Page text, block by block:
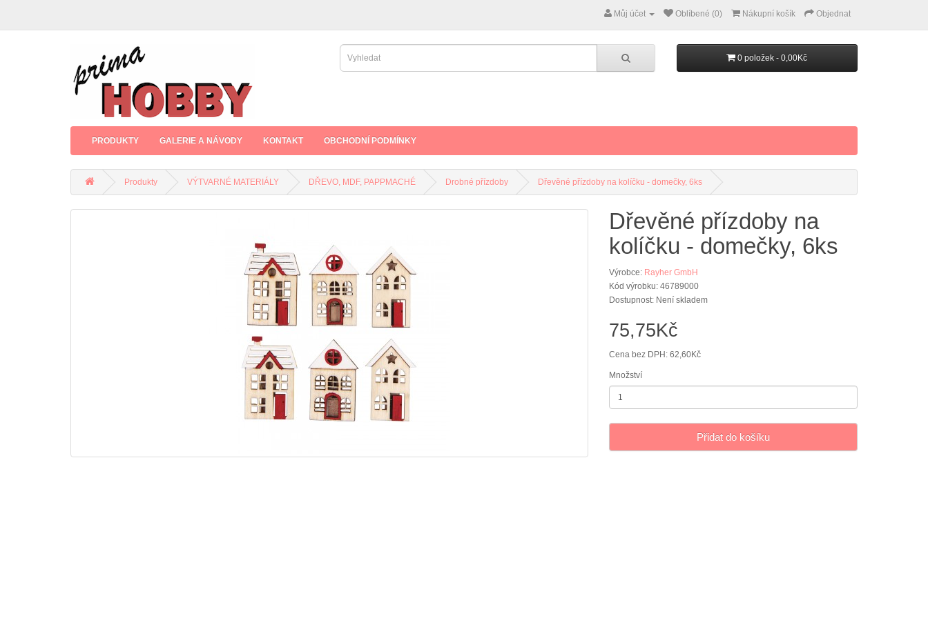
Můj účet Oblíbené (0) Nákupní košík Objednat
0 položek - 0,00Kč
PRODUKTY GALERIE A NÁVODY KONTAKT OBCHODNÍ PODMÍNKY
Produkty VÝTVARNÉ MATERIÁLY DŘEVO, MDF, PAPPMACHÉ Drobné přízdoby Dřevěné přízdoby na kolíčku - domečky, 6ks
Dřevěné přízdoby na
kolíčku - domečky, 6ks
Výrobce: Rayher GmbH
Kód výrobku: 46789000
Dostupnost: Není skladem
75,75Kč
Cena bez DPH: 62,60Kč
Množství
Přidat do košíku